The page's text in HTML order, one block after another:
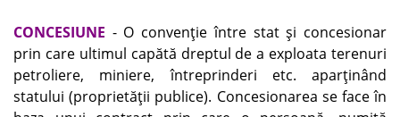
CONCESIUNE - O convenţie între stat şi concesionar
prin care ultimul capătă dreptul de a exploata terenuri
petroliere, miniere, întreprinderi etc. aparţinând
statului (proprietăţii publice). Concesionarea se face în